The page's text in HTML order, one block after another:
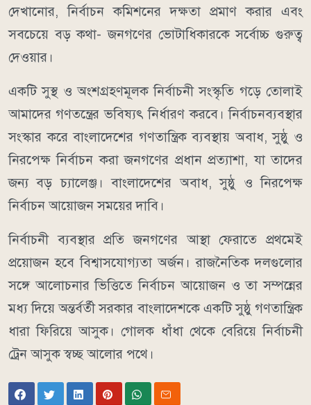
দেখানোর, নির্বাচন কমিশনের দক্ষতা প্রমাণ করার এবং
সবচেয়ে বড় কথা- জনগণের ভোটাধিকারকে সর্বোচ্চ গুরুত্ব
দেওয়ার।
একটি সুস্থ ও অংশগ্রহণমূলক নির্বাচনী সংস্কৃতি গড়ে তোলাই
আমাদের গণতন্ত্রের ভবিষ্যৎ নির্ধারণ করবে। নির্বাচনব্যবস্থার
সংস্কার করে বাংলাদেশের গণতান্ত্রিক ব্যবস্থায় অবাধ, সুষ্ঠু ও
নিরপেক্ষ নির্বাচন করা জনগণের প্রধান প্রত্যাশা, যা তাদের
জন্য বড় চ্যালেঞ্জ। বাংলাদেশের অবাধ, সুষ্ঠু ও নিরপেক্ষ
নির্বাচন আয়োজন সময়ের দাবি।
নির্বাচনী ব্যবস্থার প্রতি জনগণের আস্থা ফেরাতে প্রথমেই
প্রয়োজন হবে বিশ্বাসযোগ্যতা অর্জন। রাজনৈতিক দলগুলোর
সঙ্গে আলোচনার ভিত্তিতে নির্বাচন আয়োজন ও তা সম্পন্নের
মধ্য দিয়ে অন্তর্বর্তী সরকার বাংলাদেশকে একটি সুষ্ঠু গণতান্ত্রিক
ধারা ফিরিয়ে আসুক। গোলক ধাঁধা থেকে বেরিয়ে নির্বাচনী
ট্রেন আসুক স্বচ্ছ আলোর পথে।